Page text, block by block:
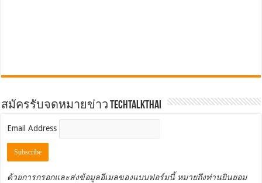
สมัครรับจดหมายข่าว TechTalkThai
Email Address
ด้วยการกรอกและส่งข้อมูลอีเมลของแบบฟอร์มนี้ หมายถึงท่านยินยอม